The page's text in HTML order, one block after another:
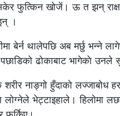
फुत्किन खोजें। ऊ त झन्
।
बेर्न थालेपछि अब मर्छु भन्ने
ढोकाबाट भागेकाे उनले
नाङ्गो हुँदाको लज्जाबोध
भेट्टाइहाले। हिलोमा